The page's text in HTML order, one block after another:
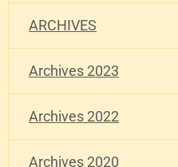
ARCHIVES
Archives 2023
Archives 2022
Archives 2020